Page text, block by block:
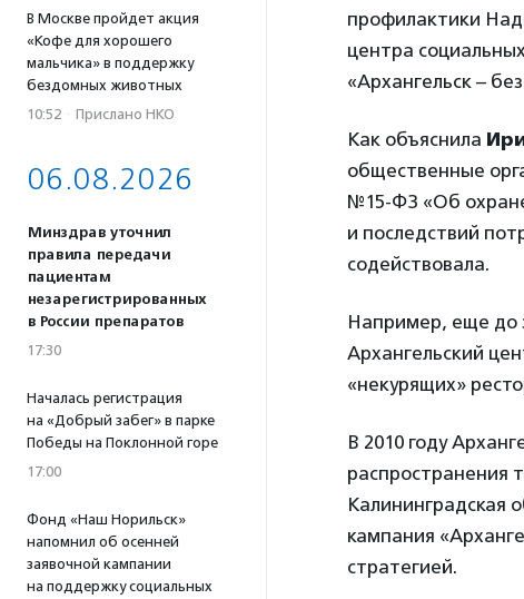
В Москве пройдет акция
«Кофе для хорошего
мальчика» в поддержку
бездомных животных
10:52 · Прислано НКО
06.08.2026
Минздрав уточнил
правила передачи
пациентам
незарегистрированных
в России препаратов
17:30
Началась регистрация
на «Добрый забег» в парке
Победы на Поклонной горе
17:00
Фонд «Наш Норильск»
напомнил об осенней
заявочной кампании
на поддержку социальных
профилактики
центра
«Архангельск –
Как объяснила
общественные
№15-ФЗ «Об
и последствий
содействовала.
Например, еще до
Архангельский
«некурящих»
В 2010 году
распространения
Калининградская
кампания
стратегией.